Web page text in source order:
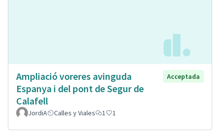
Ampliació voreres avinguda
Espanya i del pont de Segur de
Calafell
Acceptada
JordiA Calles y Viales 1 1